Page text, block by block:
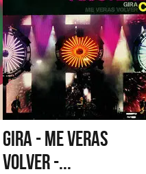
GIRA - ME VERAS
VOLVER -...